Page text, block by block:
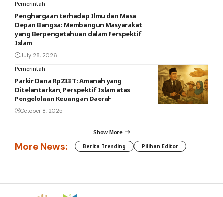
Pemerintah
Penghargaan terhadap Ilmu dan Masa
Depan Bangsa: Membangun Masyarakat
yang Berpengetahuan dalam Perspektif
Islam
July 28, 2026
Pemerintah
Parkir Dana Rp233 T: Amanah yang
Ditelantarkan, Perspektif Islam atas
Pengelolaan Keuangan Daerah
October 8, 2025
Show More
More News: Berita Trending Pilihan Editor